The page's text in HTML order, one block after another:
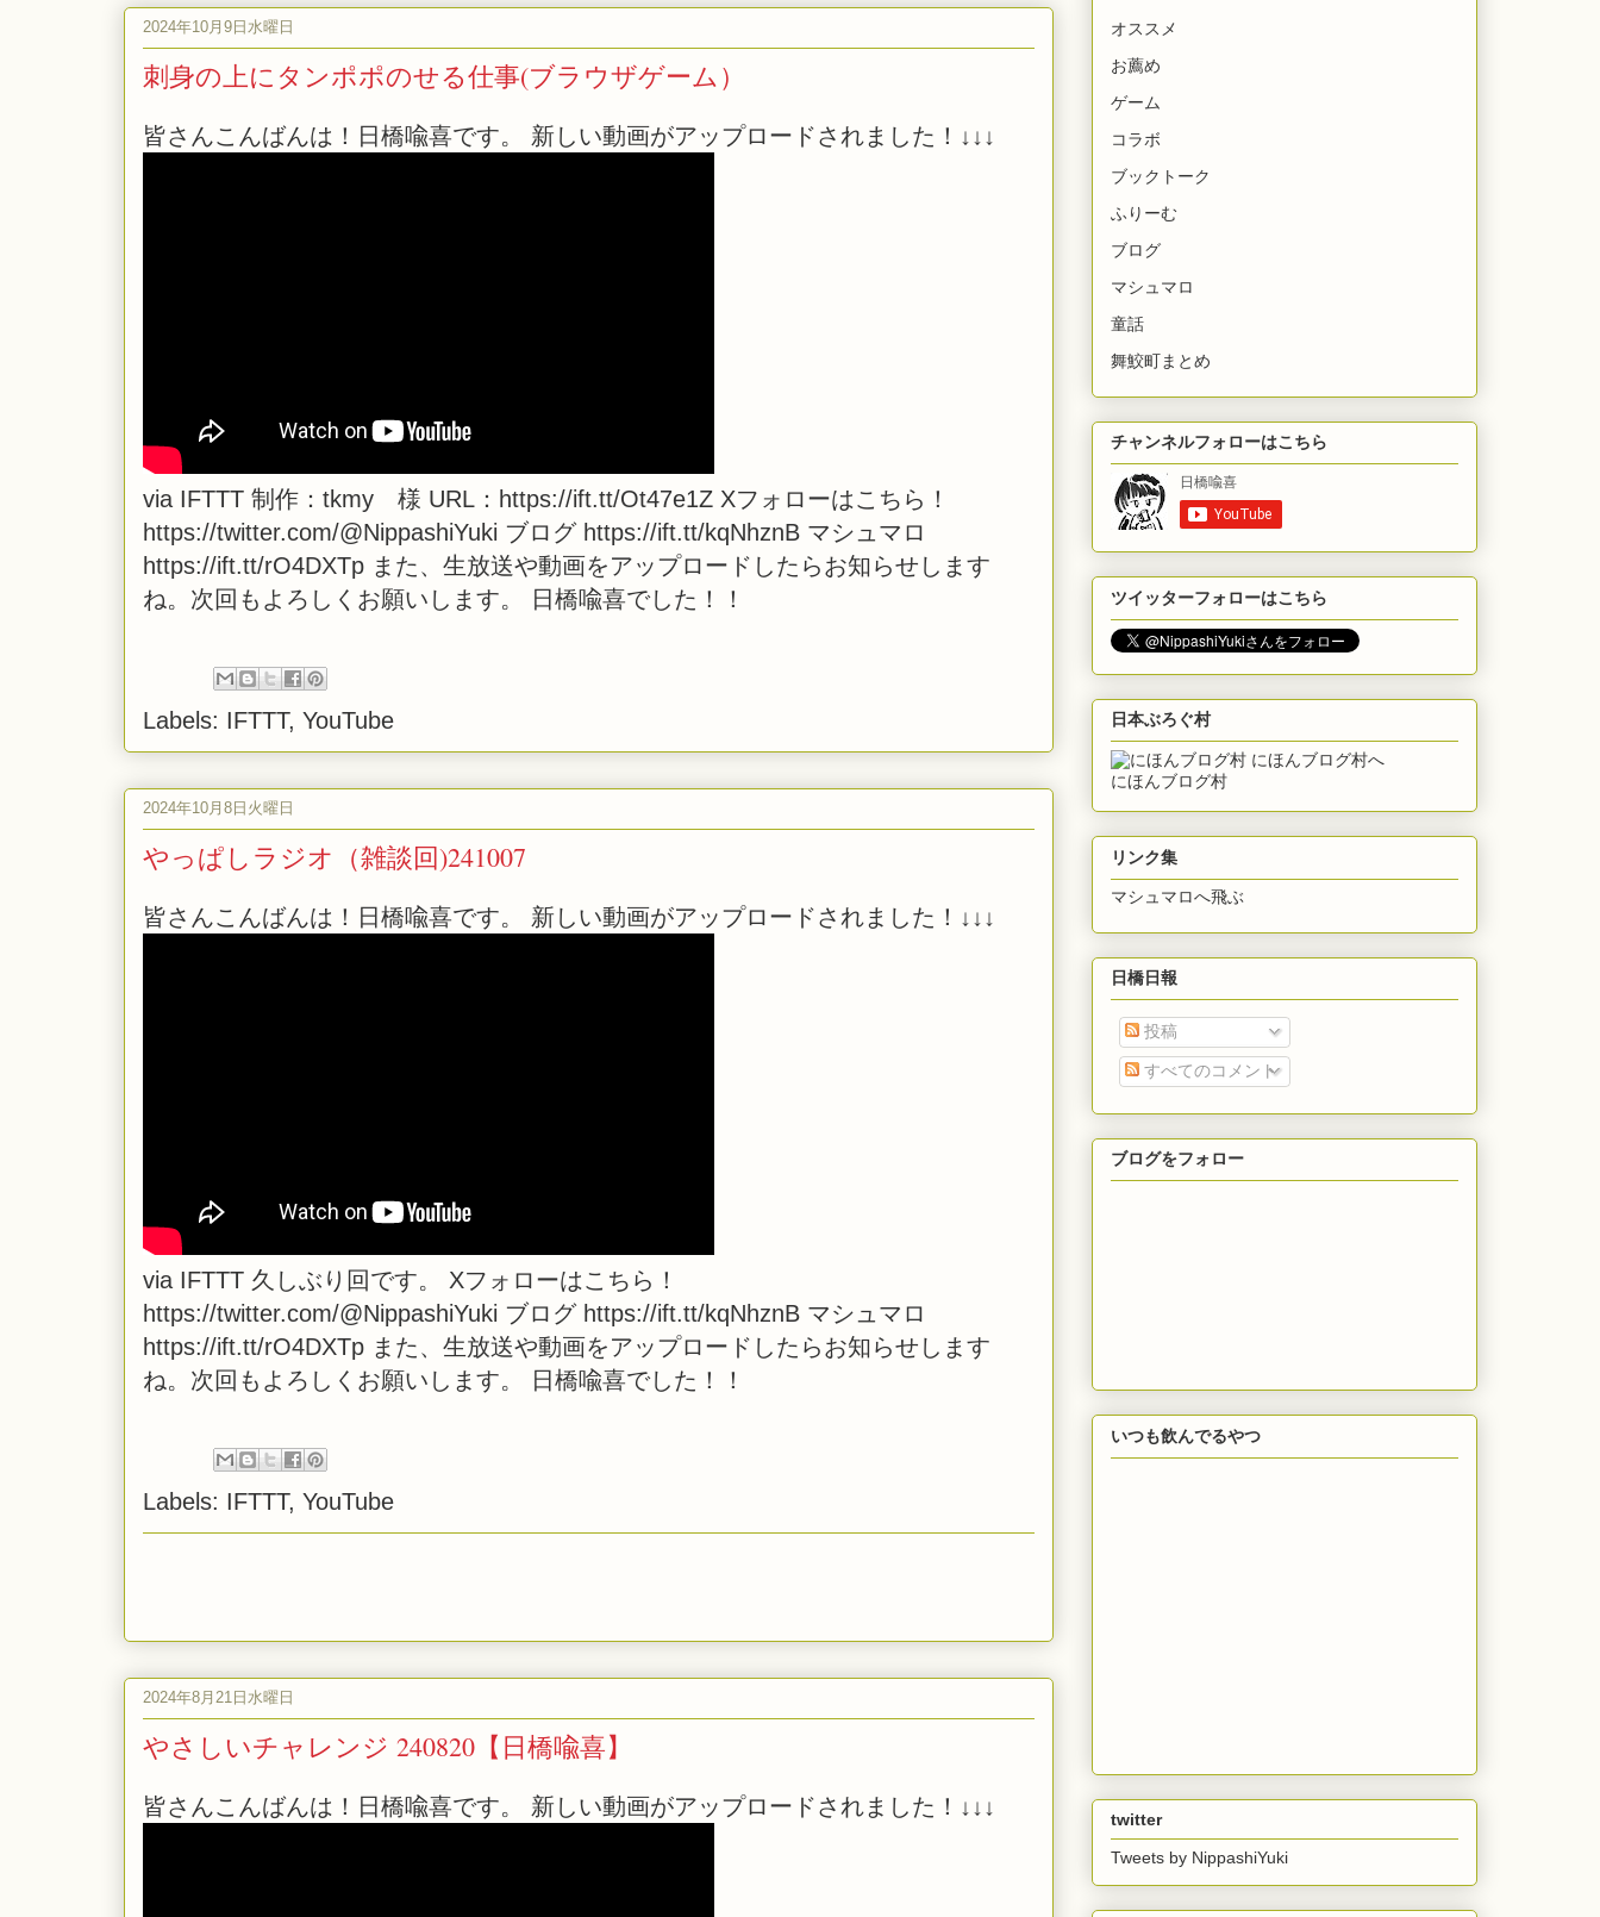
2024年10月9日水曜日
刺身の上にタンポポのせる仕事(ブラウザゲーム）
皆さんこんばんは！日橋喩喜です。 新しい動画がアップロードされました！↓↓↓
via IFTTT制作：tkmy 様 URL：https://ift.tt/Ot47e1Z Xフォローはこちら！
https://twitter.com/@NippashiYuki ブログ https://ift.tt/kqNhznB マシュマロ
https://ift.tt/rO4DXTp また、生放送や動画をアップロードしたらお知らせします
ね。次回もよろしくお願いします。 日橋喩喜でした！！
Labels: IFTTT, YouTube
2024年10月8日火曜日
やっぱしラジオ（雑談回)241007
皆さんこんばんは！日橋喩喜です。 新しい動画がアップロードされました！↓↓↓
via IFTTT久しぶり回です。 Xフォローはこちら！
https://twitter.com/@NippashiYuki ブログ https://ift.tt/kqNhznB マシュマロ
https://ift.tt/rO4DXTp また、生放送や動画をアップロードしたらお知らせします
ね。次回もよろしくお願いします。 日橋喩喜でした！！
Labels: IFTTT, YouTube
2024年8月21日水曜日
やさしいチャレンジ 240820【日橋喩喜】
皆さんこんばんは！日橋喩喜です。 新しい動画がアップロードされました！↓↓↓
オススメ
お薦め
ゲーム
コラボ
ブックトーク
ふりーむ
ブログ
マシュマロ
童話
舞鮫町まとめ
チャンネルフォローはこちら
ツイッターフォローはこちら
日本ぶろぐ村
にほんブログ村
リンク集
マシュマロへ飛ぶ
日橋日報
投稿
すべてのコメント
ブログをフォロー
いつも飲んでるやつ
twitter
Tweets by NippashiYuki